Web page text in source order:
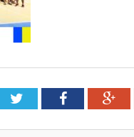
TwitterFacebook